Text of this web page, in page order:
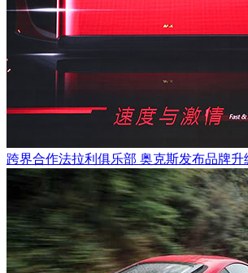
跨界合作法拉利俱乐部 奥克斯发布品牌升